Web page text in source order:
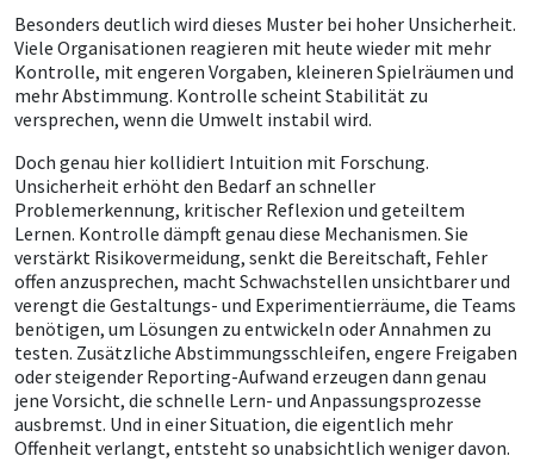
Besonders deutlich wird dieses Muster bei hoher Unsicherheit.
Viele Organisationen reagieren mit heute wieder mit mehr
Kontrolle, mit engeren Vorgaben, kleineren Spielräumen und
mehr Abstimmung. Kontrolle scheint Stabilität zu
versprechen, wenn die Umwelt instabil wird.
Doch genau hier kollidiert Intuition mit Forschung.
Unsicherheit erhöht den Bedarf an schneller
Problemerkennung, kritischer Reflexion und geteiltem
Lernen. Kontrolle dämpft genau diese Mechanismen. Sie
verstärkt Risikovermeidung, senkt die Bereitschaft, Fehler
offen anzusprechen, macht Schwachstellen unsichtbarer und
verengt die Gestaltungs- und Experimentierräume, die Teams
benötigen, um Lösungen zu entwickeln oder Annahmen zu
testen. Zusätzliche Abstimmungsschleifen, engere Freigaben
oder steigender Reporting-Aufwand erzeugen dann genau
jene Vorsicht, die schnelle Lern- und Anpassungsprozesse
ausbremst. Und in einer Situation, die eigentlich mehr
Offenheit verlangt, entsteht so unabsichtlich weniger davon.